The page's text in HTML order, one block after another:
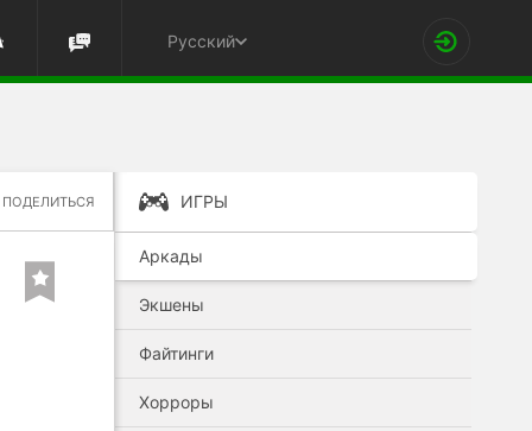
Русский
ПОДЕЛИТЬСЯ ИГРЫ
Аркады
Экшены
Файтинги
Хорроры